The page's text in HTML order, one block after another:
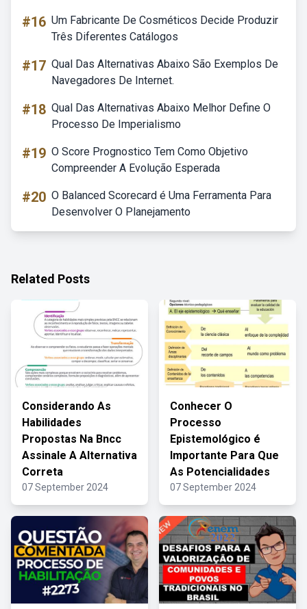
#16 Um Fabricante De Cosméticos Decide Produzir
Três Diferentes Catálogos
#17 Qual Das Alternativas Abaixo São Exemplos De
Navegadores De Internet.
#18 Qual Das Alternativas Abaixo Melhor Define O
Processo De Imperialismo
#19 O Score Prognostico Tem Como Objetivo
Compreender A Evolução Esperada
#20 O Balanced Scorecard é Uma Ferramenta Para
Desenvolver O Planejamento
Related Posts
Considerando As
Habilidades
Propostas Na Bncc
Assinale A Alternativa
Correta
07 September 2024
Conhecer O
Processo
Epistemológico é
Importante Para Que
As Potencialidades
07 September 2024